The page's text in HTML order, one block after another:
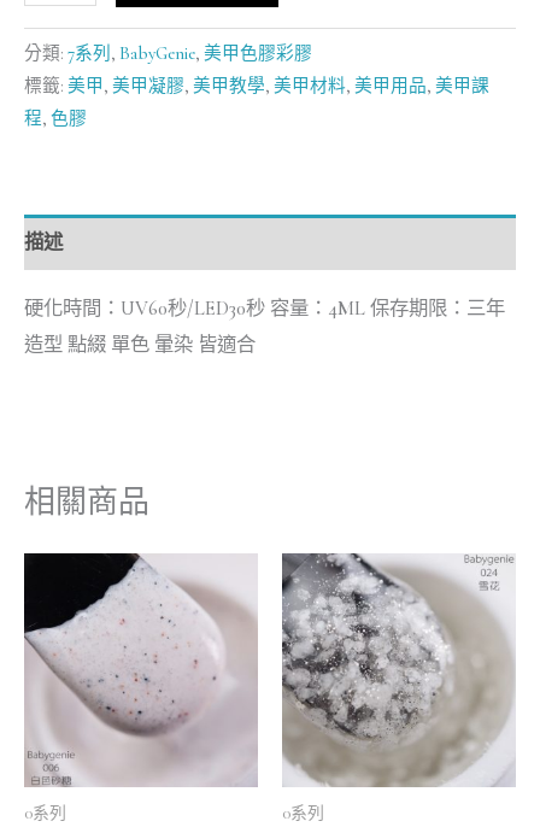
分類: 7系列 , BabyGenie, 美甲色膠彩膠
標籤: 美甲, 美甲凝膠, 美甲教學, 美甲材料, 美甲用品, 美甲課
程, 色膠
描述
硬化時間：UV60秒/LED30秒 容量：4ML 保存期限：三年
造型 點綴 單色 暈染 皆適合
相關商品
0系列 0系列